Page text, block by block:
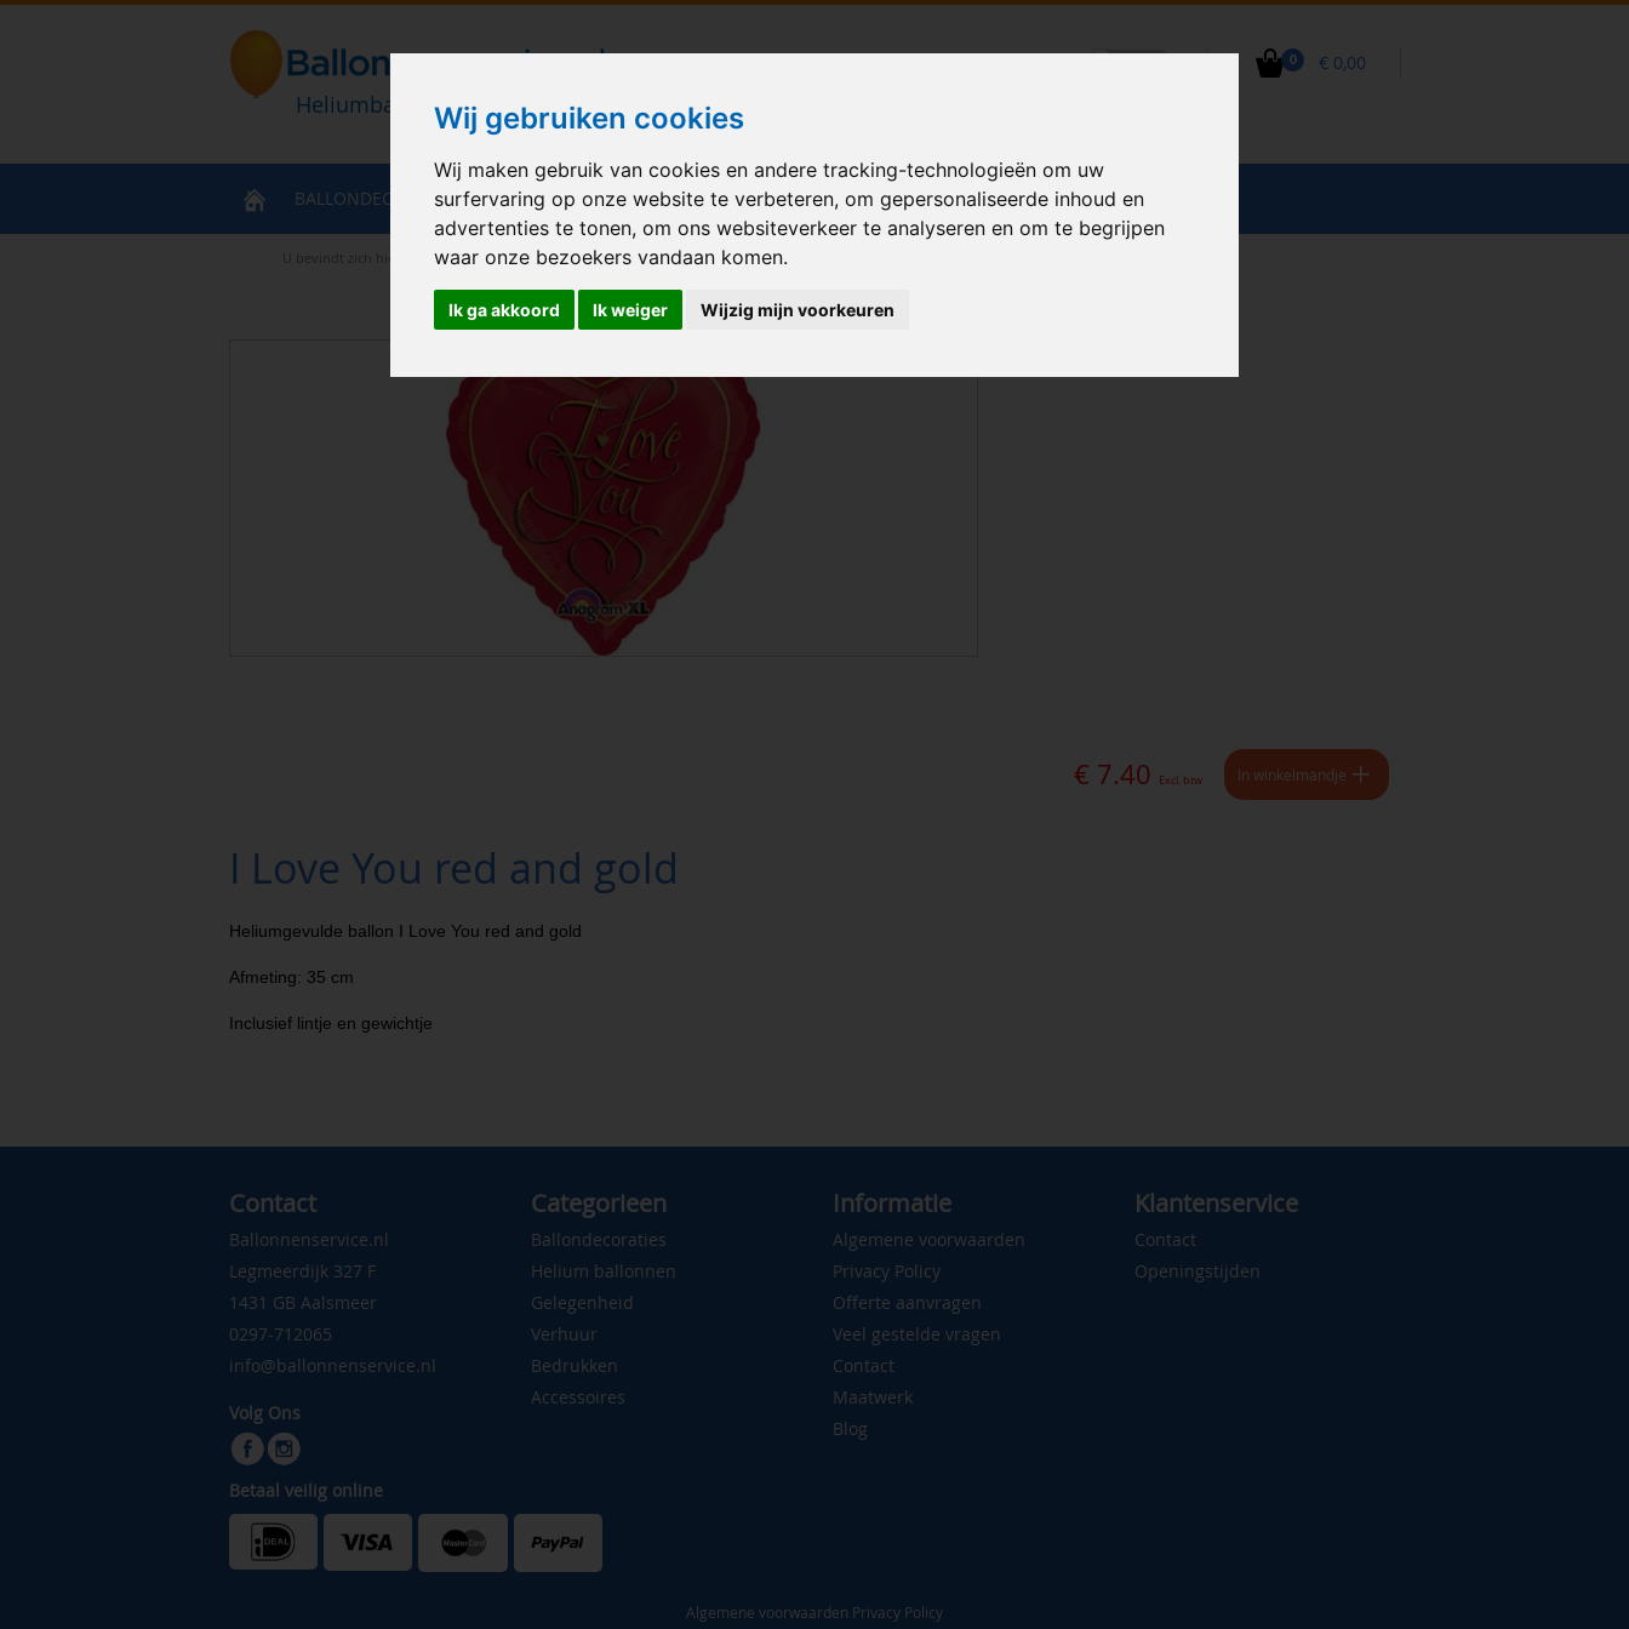
Wij gebruiken cookies
Wij maken gebruik van cookies en andere tracking-technologieën om uw
surfervaring op onze website te verbeteren, om gepersonaliseerde inhoud en
advertenties te tonen, om ons websiteverkeer te analyseren en om te begrijpen
waar onze bezoekers vandaan komen.
Ik ga akkoord Ik weiger Wijzig mijn voorkeuren
0 € 0,00
Heliumballonnen en ballondecoraties bezorgd in heel Nederland
U bevindt zich hier Home > I Love You red and gold
BALLONDECORATIES HELIUM BALLONNEN GELEGENHEID VERHUUR BEDRUKKEN ACCESSOIRES
€ 7.40 Excl. btw In winkelmandje
I Love You red and gold
Heliumgevulde ballon I Love You red and gold
Afmeting: 35 cm
Inclusief lintje en gewichtje
Contact
Ballonnenservice.nl
Legmeerdijk 327 F
1431 GB Aalsmeer
0297-712065
info@ballonnenservice.nl
Volg Ons
Categorieen
Ballondecoraties
Helium ballonnen
Gelegenheid
Verhuur
Bedrukken
Accessoires
Informatie
Algemene voorwaarden
Privacy Policy
Offerte aanvragen
Veel gestelde vragen
Contact
Maatwerk
Blog
Klantenservice
Contact
Openingstijden
Betaal veilig online
Algemene voorwaarden Privacy Policy